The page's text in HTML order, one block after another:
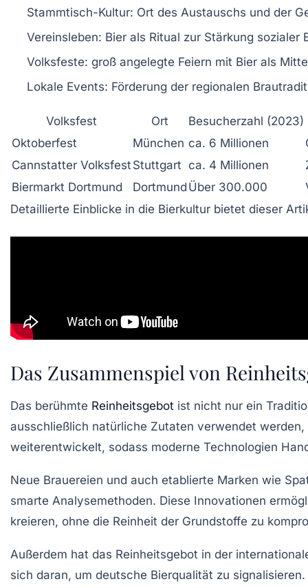
Stammtisch-Kultur: Ort des Austauschs und der
Vereinsleben: Bier als Ritual zur Stärkung sozialer
Volksfeste: groß angelegte Feiern mit Bier als
Lokale Events: Förderung der regionalen
Volksfest Ort
Besucherzahl (2023)
Oktoberfest
München ca. 6 Millionen
Cannstatter Volksfest Stuttgart ca. 4 Millionen
Biermarkt Dortmund
Dortmund Über 300.000
Detaillierte Einblicke in die Bierkultur bietet dieser
Das Zusammenspiel von
Das berühmte Reinheitsgebot ist nicht nur ein
ausschließlich natürliche Zutaten verwendet
weiterentwickelt, sodass moderne Technologien
Neue Brauereien und auch etablierte Marken wie
smarte Analysemethoden. Diese Innovationen
kreieren, ohne die Reinheit der Grundstoffe zu
Außerdem hat das Reinheitsgebot in der
sich daran, um deutsche Bierqualität zu